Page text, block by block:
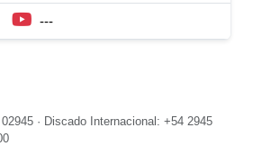
---
· Discado Internacional: +54 2945